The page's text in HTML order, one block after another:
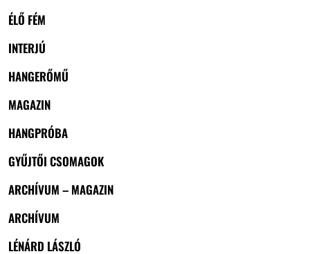
ÉLŐ FÉM
INTERJÚ
HANGERŐMŰ
MAGAZIN
HANGPRÓBA
GYŰJTŐI CSOMAGOK
ARCHÍVUM – MAGAZIN
ARCHÍVUM
LÉNÁRD LÁSZLÓ